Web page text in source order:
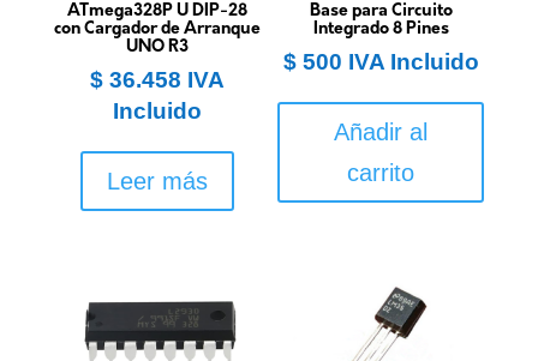
ATmega328P U DIP-28
con Cargador de Arranque
UNO R3
$36.458 IVA
Incluido
Leer más
Base para Circuito
Integrado 8 Pines
$500 IVA Incluido
Añadir al
carrito